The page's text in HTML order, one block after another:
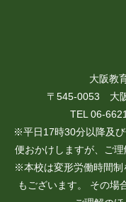
大阪教
〒545-0053 大
TEL 06-
※平日17時30分以降及
便おかけしますが、ご理
※本校は変形労働時間制
もございます。 その場